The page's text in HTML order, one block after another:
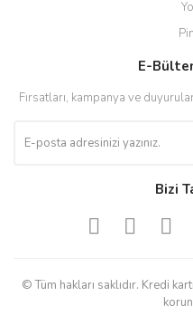
E-
Fırsatları, kampanya ve
Bizi
© Tüm hakları saklıdır. Kredi